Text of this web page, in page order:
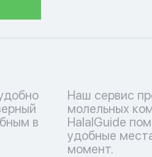
в
Наш сервис
молельных
HalalGuide
удобные
момент.